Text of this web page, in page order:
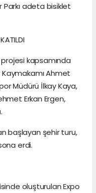
adeta bisiklet
projesi kapsamında
Ahmet
Müdürü İlkay Kaya,
Erkan Ergen,
başlayan şehir turu,
erdi.
oluşturulan Expo